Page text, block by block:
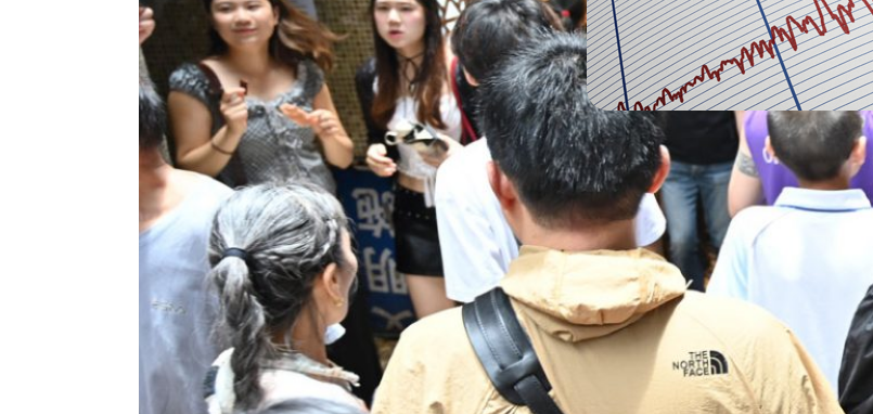
4. August 2026
Nach Erdbeben
in Japan: Hitze
und
Wasserknapphei
t verstärken Not
der Betroffenen